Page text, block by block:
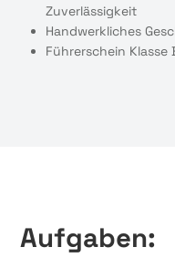
Zuverlässigkeit
Handwerkliches
Führerschein
Aufgaben: